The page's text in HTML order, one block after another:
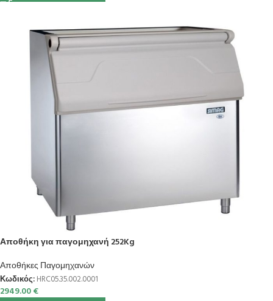
Αποθήκη για παγομηχανή 252Kg
Αποθήκες Παγομηχανών
Κωδικός: HRC05.35.002.0001
2949.00€